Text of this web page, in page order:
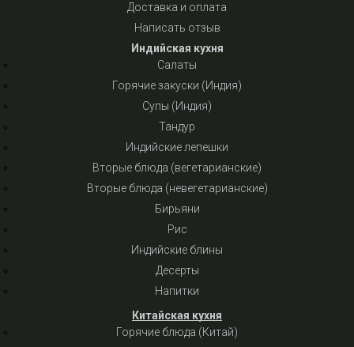
Доставка и оплата
Написать отзыв
Индийская кухня
Салаты
Горячие закуски (Индия)
Супы (Индия)
Тандур
Индийские лепешки
Вторые блюда (вегетарианские)
Вторые блюда (невегетарианские)
Бирьяни
Рис
Индийские блины
Десерты
Напитки
Китайская кухня
Горячие блюда (Китай)